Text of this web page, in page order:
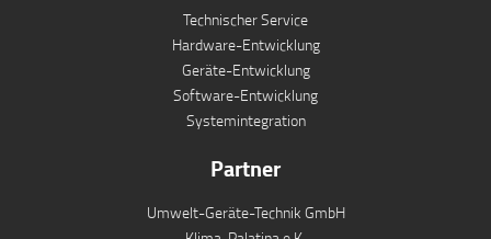
Technischer Service
Hardware-Entwicklung
Geräte-Entwicklung
Software-Entwicklung
Systemintegration
Partner
Umwelt-Geräte-Technik GmbH